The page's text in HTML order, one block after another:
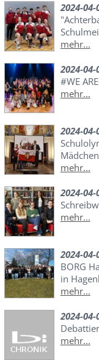
2024-04-
mehr...
2024-04-
#WE
mehr...
2024-04-
mehr...
2024-04-
mehr...
2024-04-
BORG
in
mehr...
2024-04-
mehr...